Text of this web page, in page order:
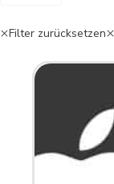
Filter zurücksetzen